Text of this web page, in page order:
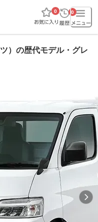
0 0
）の歴代モデル・グレ